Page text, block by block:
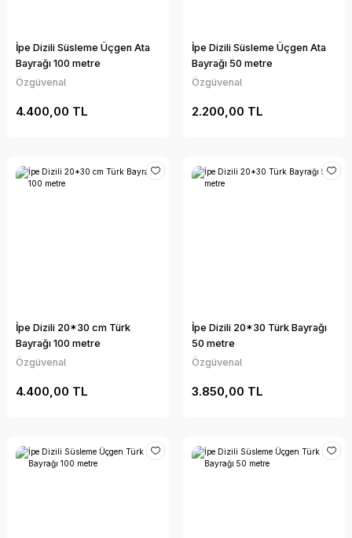
İpe Dizili Süsleme Üçgen Ata
Bayrağı 100 metre
Özgüvenal
4.400,00 TL
İpe Dizili Süsleme Üçgen Ata
Bayrağı 50 metre
Özgüvenal
2.200,00 TL
İpe Dizili 20*30 cm Türk
Bayrağı 100 metre
Özgüvenal
4.400,00 TL
İpe Dizili 20*30 Türk Bayrağı
50 metre
Özgüvenal
3.850,00 TL